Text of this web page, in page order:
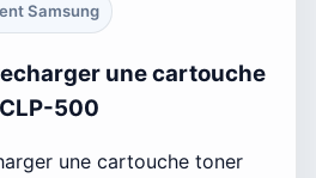
Samsung
une cartouche
500
une cartouche toner